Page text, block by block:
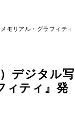
モリアル・グラフィテ
デジタル写
ィティ』発